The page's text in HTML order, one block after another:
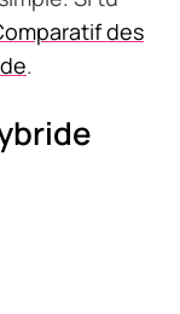
des
.